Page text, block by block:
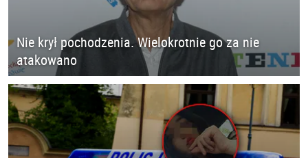
Nie krył pochodzenia. Wielokrotnie go za nie
atakowano